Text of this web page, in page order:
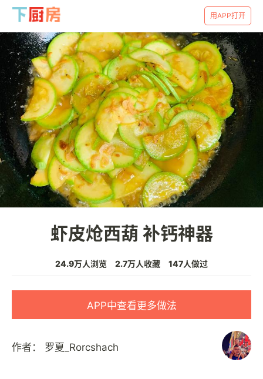
用APP打开
虾皮炝西葫 补钙神器
24.9万人浏览 2.7万人收藏 147人做过
APP中查看更多做法
作者： 罗夏_Rorcshach